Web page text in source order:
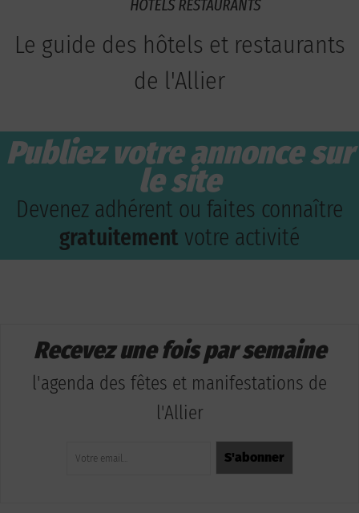
Le guide des hôtels et restaurants
de l'Allier
Publiez votre annonce sur
le site
Devenez adhérent ou faites connaître
gratuitement votre activité
Recevez une fois par semaine
l'agenda des fêtes et manifestations de
l'Allier